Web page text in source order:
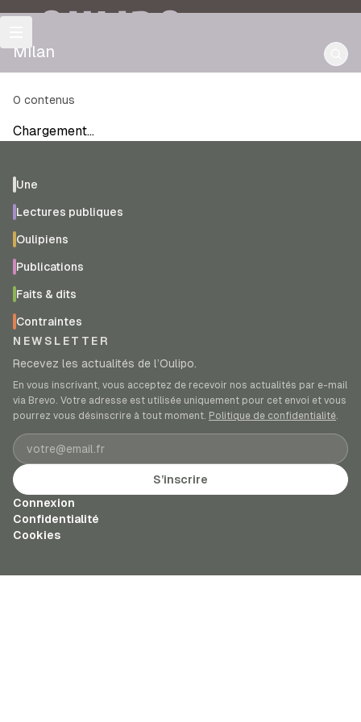
OULIPO
Milan
0 contenus
Chargement…
Une
Lectures publiques
Oulipiens
Publications
Faits & dits
Contraintes
NEWSLETTER
Recevez les actualités de l’Oulipo.
En vous inscrivant, vous acceptez de recevoir nos actualités par e-mail
via Brevo. Votre adresse est utilisée uniquement pour cet envoi et vous
pourrez vous désinscrire à tout moment. Politique de confidentialité.
Adresse e-mail
S’inscrire
Connexion
Confidentialité
Cookies